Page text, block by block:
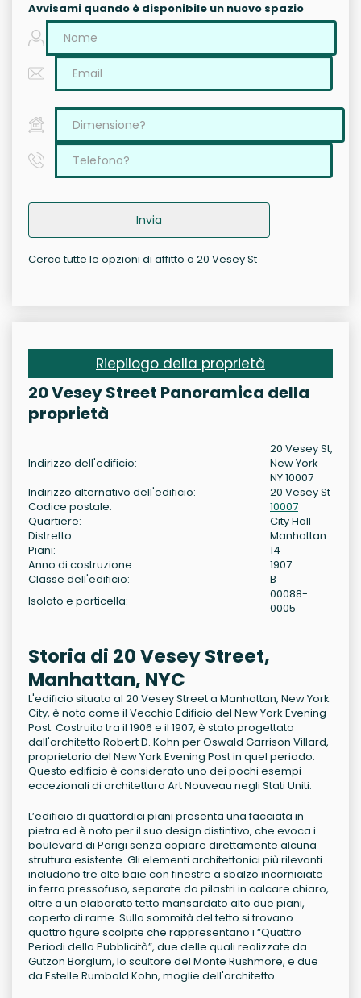
Avvisami quando è disponibile un nuovo spazio
Invia
Cerca tutte le opzioni di affitto a 20 Vesey St
Riepilogo della proprietà
20 Vesey Street Panoramica della
proprietà
Indirizzo dell'edificio:
20 Vesey St,
New York
NY 10007
Indirizzo alternativo dell'edificio:
20 Vesey St
Codice postale:
10007
Quartiere:
City Hall
Distretto:
Manhattan
Piani:
14
Anno di costruzione:
1907
Classe dell'edificio:
B
Isolato e particella:
00088-
0005
Storia di 20 Vesey Street,
Manhattan, NYC
L'edificio situato al 20 Vesey Street a Manhattan, New York
City, è noto come il Vecchio Edificio del New York Evening
Post. Costruito tra il 1906 e il 1907, è stato progettato
dall'architetto Robert D. Kohn per Oswald Garrison Villard,
proprietario del New York Evening Post in quel periodo.
Questo edificio è considerato uno dei pochi esempi
eccezionali di architettura Art Nouveau negli Stati Uniti.
L’edificio di quattordici piani presenta una facciata in
pietra ed è noto per il suo design distintivo, che evoca i
boulevard di Parigi senza copiare direttamente alcuna
struttura esistente. Gli elementi architettonici più rilevanti
includono tre alte baie con finestre a sbalzo incorniciate
in ferro pressofuso, separate da pilastri in calcare chiaro,
oltre a un elaborato tetto mansardato alto due piani,
coperto di rame. Sulla sommità del tetto si trovano
quattro figure scolpite che rappresentano i “Quattro
Periodi della Pubblicità”, due delle quali realizzate da
Gutzon Borglum, lo scultore del Monte Rushmore, e due
da Estelle Rumbold Kohn, moglie dell'architetto.